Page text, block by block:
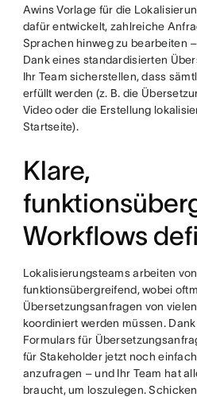
Awins Vorlage für die
dafür entwickelt, zahlreiche
Sprachen hinweg zu bearbeiten
Dank eines standardisierten
Ihr Team sicherstellen, dass
erfüllt werden (z. B. die
Video oder die Erstellung
Startseite).
Klare,
Workflows
Lokalisierungsteams arbeiten
funktionsübergreifend, wobei
Übersetzungsanfragen von
koordiniert werden müssen.
Formulars für
für Stakeholder jetzt noch
anzufragen – und Ihr Team hat
braucht, um loszulegen.